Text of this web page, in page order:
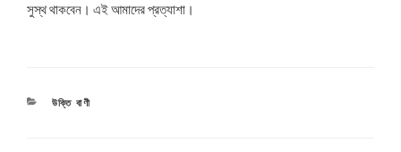
সুস্থ থাকবেন। এই আমাদের প্রত্যাশা।
CATEGORIES
উক্তি বাণী